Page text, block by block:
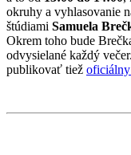
okruhy a vyhlasovanie
štúdiami Samuela
Okrem toho bude
odvysielané každý
publikovať tiež oficiálny